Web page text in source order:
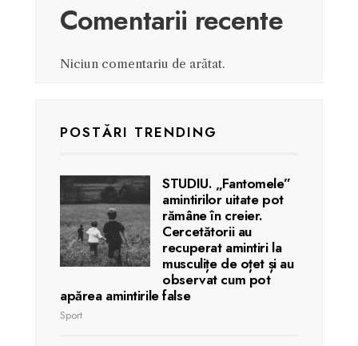
Comentarii recente
Niciun comentariu de arătat.
POSTĂRI TRENDING
STUDIU. „Fantomele”
amintirilor uitate pot
rămâne în creier.
Cercetătorii au
recuperat amintiri la
musculițe de oțet și au
observat cum pot
apărea amintirile false
Sport